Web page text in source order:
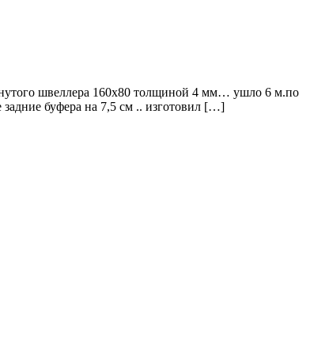
швеллера 160х80 толщиной 4 мм… ушло 6 м.по
буфера на 7,5 см .. изготовил […]